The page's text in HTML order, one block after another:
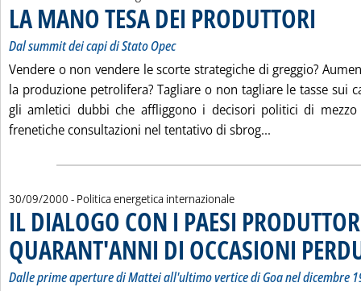
LA MANO TESA DEI PRODUTTORI
Dal summit dei capi di Stato Opec
Vendere o non vendere le scorte strategiche di greggio?
la produzione petrolifera? Tagliare o non tagliare le tasse sui
gli amletici dubbi che affliggono i decisori politici di
frenetiche consultazioni nel tentativo di sbrog...
30/09/2000 - Politica energetica internazionale
IL DIALOGO CON I PAESI
QUARANT'ANNI DI OCCASIONI
Dalle prime aperture di Mattei all'ultimo vertice di Goa nel dicembre